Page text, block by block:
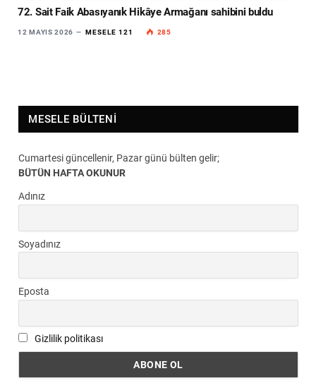
72. Sait Faik Abasıyanık Hikâye Armağanı sahibini buldu
12 MAYIS 2026 MESELE 121 285
MESELE BÜLTENI
Cumartesi güncellenir, Pazar günü bülten gelir;
BÜTÜN HAFTA OKUNUR
Adınız
Soyadınız
Eposta
Gizlilik politikası